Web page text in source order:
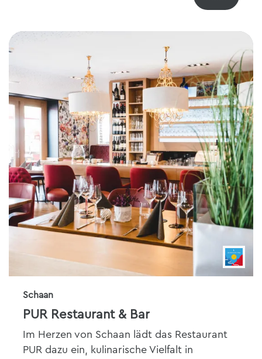
Schaan
PUR Restaurant & Bar
Im Herzen von Schaan lädt das Restaurant
PUR dazu ein, kulinarische Vielfalt in